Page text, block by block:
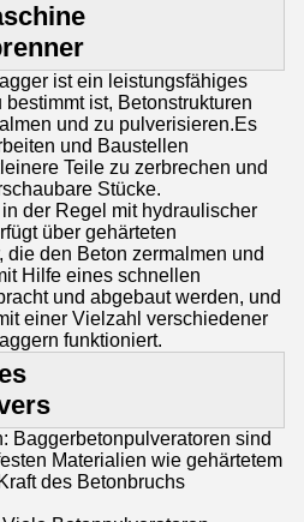
ist ein leistungsfähiges
ist, Betonstrukturen
und zu pulverisieren.Es
und Baustellen
Teile zu zerbrechen und
Stücke.
der Regel mit hydraulischer
über gehärteten
die den Beton zermalmen und
Hilfe eines schnellen
und abgebaut werden, und
einer Vielzahl verschiedener
funktioniert.
Baggerbetonpulveratoren sind
Materialien wie gehärtetem
des Betonbruchs